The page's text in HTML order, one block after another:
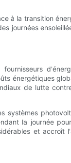
à la transition
journées
énergétiques
de lutte
systèmes
la journée
et accroît